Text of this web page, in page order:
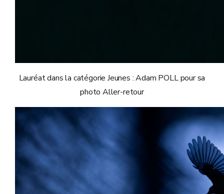
Lauréat dans la catégorie Jeunes : Adam POLL pour sa
photo Aller-retour